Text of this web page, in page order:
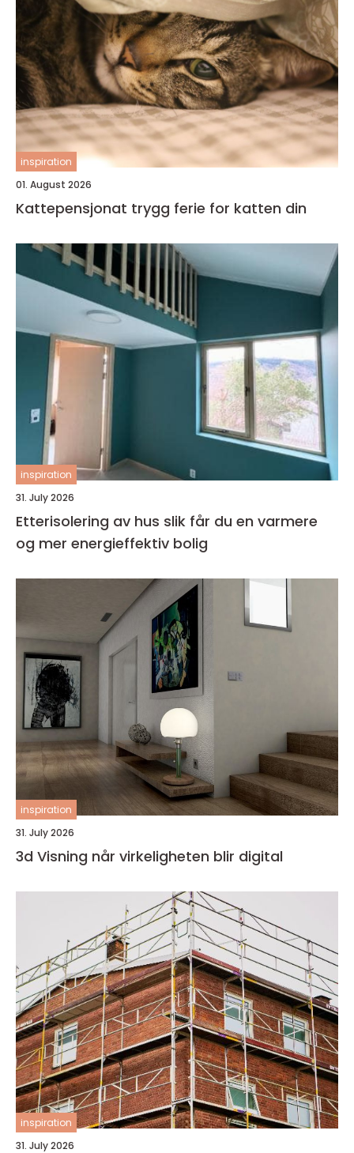
inspiration
01. August 2026
Kattepensjonat trygg ferie for katten din
inspiration
31. July 2026
Etterisolering av hus slik får du en varmere
og mer energieffektiv bolig
inspiration
31. July 2026
3d Visning når virkeligheten blir digital
inspiration
31. July 2026